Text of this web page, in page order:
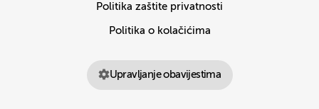
Politika zaštite privatnosti
Politika o kolačićima
Upravljanje obavijestima